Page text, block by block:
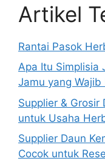
Artikel
Rantai Pasok
Apa Itu Simplisia
Jamu yang Wajib
Supplier & Grosir
untuk Usaha
Supplier Daun
Cocok untuk